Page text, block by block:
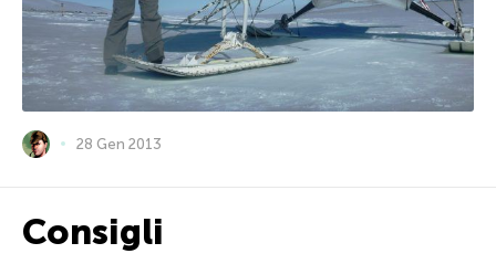
28 Gen 2013
Consigli